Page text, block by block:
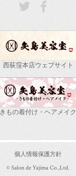
西荻窪本店ウェブサイト
きもの着付け・ヘアメイク
個人情報保護方針
© Salon de Yajima Co.,Ltd.